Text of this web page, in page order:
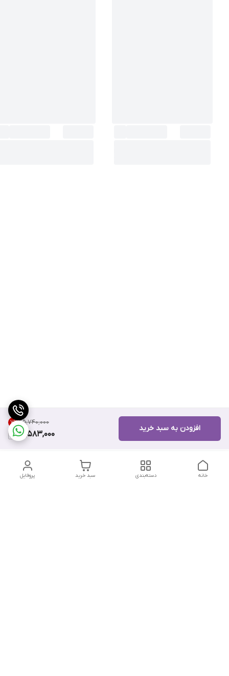
۱۵٬۷۴۰٬۰۰۰ 7%
14,583,000
افزودن به سبد خرید
پروفایل سبد خرید دسته‌بندی خانه